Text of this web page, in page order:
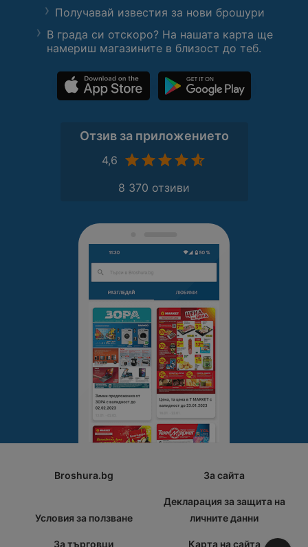
Получавай известия за нови брошури
В града си отскоро? На нашата карта ще
намериш магазините в близост до теб.
Отзив за приложението
4,6
8 370 отзиви
Broshura.bg За сайта
Условия за ползване
Декларация за защита на
личните данни
За търговци Карта на сайта